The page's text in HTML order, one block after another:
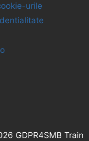
urile
GDPR4SMB Train